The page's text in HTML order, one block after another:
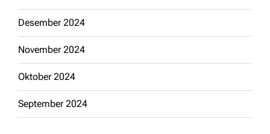
Desember 2024
November 2024
Oktober 2024
September 2024